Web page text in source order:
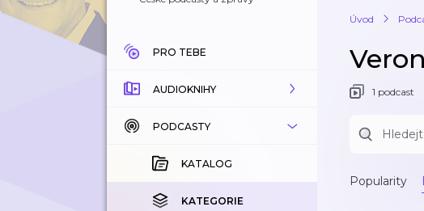
PRO TEBE
AUDIOKNIHY
KATALOG
KOUPENÉ
KATEGORIE
PODCASTY
KATALOG
KATEGORIE
Úvod
1 podcast
Popularity